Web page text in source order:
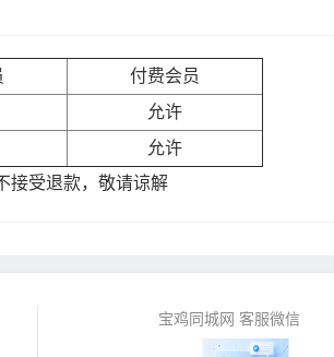
付费会员
允许
允许
接受退款，敬请谅解
宝鸡同城网 客服微信